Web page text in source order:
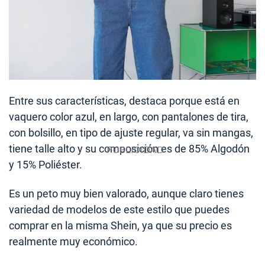
Entre sus características, destaca porque está en
vaquero color azul, en largo, con pantalones de tira,
con bolsillo, en tipo de ajuste regular, va sin mangas,
tiene talle alto y su composición es de 85% Algodón
y 15% Poliéster.
Es un peto muy bien valorado, aunque claro tienes
variedad de modelos de este estilo que puedes
comprar en la misma Shein, ya que su precio es
realmente muy económico.